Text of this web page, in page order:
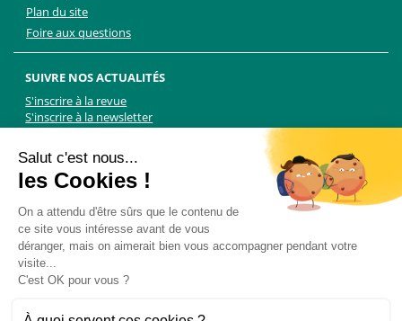
Plan du site
Foire aux questions
SUIVRE NOS ACTUALITÉS
S'inscrire à la revue
S'inscrire à la newsletter
TikTok
NOUS CONTACTER
Les Chiens Guides d'aveugles - FFAC
71 rue de Bagnolet, 75020 Paris
01 44 64 89 89
Formulaire de contact
Pour les demandes presse, contactez Martin Kolle :
Salut c'est nous...
les Cookies !
On a attendu d'être sûrs que le contenu de
ce site vous intéresse avant de vous
déranger, mais on aimerait bien vous accompagner pendant votre
visite...
C'est OK pour vous ?